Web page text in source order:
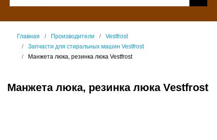
Главная Производители
Vestfrost
Запчасти для стиральных машин Vestfrost
Манжета люка, резинка люка Vestfrost
Манжета люка, резинка люка Vestfrost